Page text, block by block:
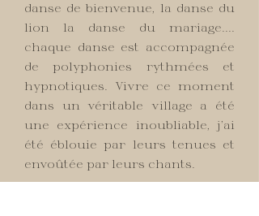
danse de bienvenue, la danse du
lion la danse du mariage....
chaque danse est accompagnée
de polyphonies rythmées et
hypnotiques. Vivre ce moment
dans un véritable village a été
une expérience inoubliable, j’ai
été éblouie par leurs tenues et
envoûtée par leurs chants.